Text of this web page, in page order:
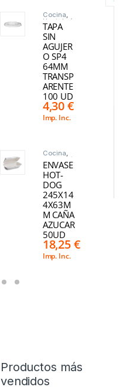
Cocina,
Hostelería
Menaje
Para llevar
TAPA
SIN
AGUJER
O SP4
64MM
TRANSP
ARENTE
100 UD
4,30€
Imp. Inc.
Cocina,
Hostelería
Menaje,
Para llevar
ENVASE
HOT-
DOG
245X14
4X63M
M CAÑA
AZUCAR
50UD
18,25€
Imp. Inc.
Productos más
vendidos